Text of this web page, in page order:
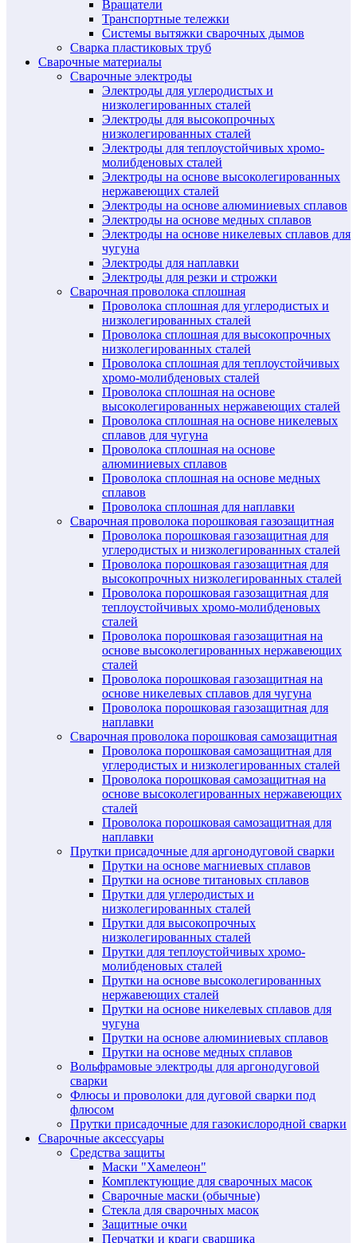
Вращатели
Транспортные тележки
Системы вытяжки сварочных дымов
Сварка пластиковых труб
Сварочные материалы
Сварочные электроды
Электроды для углеродистых и
низколегированных сталей
Электроды для высокопрочных
низколегированных сталей
Электроды для теплоустойчивых хромо-
молибденовых сталей
Электроды на основе высоколегированных
нержавеющих сталей
Электроды на основе алюминиевых сплавов
Электроды на основе медных сплавов
Электроды на основе никелевых сплавов для
чугуна
Электроды для наплавки
Электроды для резки и строжки
Сварочная проволока сплошная
Проволока сплошная для углеродистых и
низколегированных сталей
Проволока сплошная для высокопрочных
низколегированных сталей
Проволока сплошная для теплоустойчивых
хромо-молибденовых сталей
Проволока сплошная на основе
высоколегированных нержавеющих сталей
Проволока сплошная на основе никелевых
сплавов для чугуна
Проволока сплошная на основе
алюминиевых сплавов
Проволока сплошная на основе медных
сплавов
Проволока сплошная для наплавки
Сварочная проволока порошковая газозащитная
Проволока порошковая газозащитная для
углеродистых и низколегированных сталей
Проволока порошковая газозащитная для
высокопрочных низколегированных сталей
Проволока порошковая газозащитная для
теплоустойчивых хромо-молибденовых
сталей
Проволока порошковая газозащитная на
основе высоколегированных нержавеющих
сталей
Проволока порошковая газозащитная на
основе никелевых сплавов для чугуна
Проволока порошковая газозащитная для
наплавки
Сварочная проволока порошковая самозащитная
Проволока порошковая самозащитная для
углеродистых и низколегированных сталей
Проволока порошковая самозащитная на
основе высоколегированных нержавеющих
сталей
Проволока порошковая самозащитная для
наплавки
Прутки присадочные для аргонодуговой сварки
Прутки на основе магниевых сплавов
Прутки на основе титановых сплавов
Прутки для углеродистых и
низколегированных сталей
Прутки для высокопрочных
низколегированных сталей
Прутки для теплоустойчивых хромо-
молибденовых сталей
Прутки на основе высоколегированных
нержавеющих сталей
Прутки на основе никелевых сплавов для
чугуна
Прутки на основе алюминиевых сплавов
Прутки на основе медных сплавов
Вольфрамовые электроды для аргонодуговой
сварки
Флюсы и проволоки для дуговой сварки под
флюсом
Прутки присадочные для газокислородной сварки
Сварочные аксессуары
Средства защиты
Маски "Хамелеон"
Комплектующие для сварочных масок
Сварочные маски (обычные)
Стекла для сварочных масок
Защитные очки
Перчатки и краги сварщика